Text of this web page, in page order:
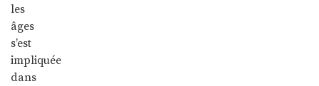
les
âges
s’est
impliquée
dans